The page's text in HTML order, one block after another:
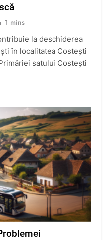
1 mins
la deschiderea
în localitatea Costești
satului Costești